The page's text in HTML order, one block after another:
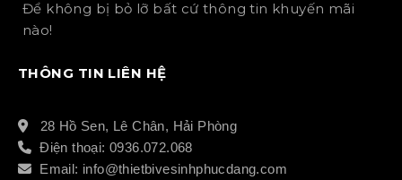
Để không bị bỏ lỡ bất cứ thông tin khuyến mãi
nào!
THÔNG TIN LIÊN HỆ
28 Hồ Sen, Lê Chân, Hải Phòng
Điện thoại: 0936.072.068
Email: info@thietbivesinhphucdang.com